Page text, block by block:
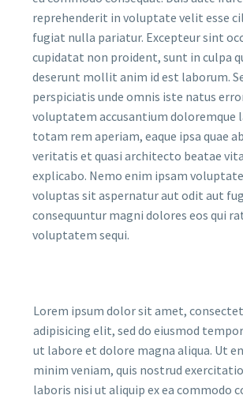
reprehenderit in voluptate velit esse
fugiat nulla pariatur. Excepteur sint
cupidatat non proident, sunt in culpa
deserunt mollit anim id est laborum.
perspiciatis unde omnis iste natus
voluptatem accusantium doloremque
totam rem aperiam, eaque ipsa quae
veritatis et quasi architecto beatae
explicabo. Nemo enim ipsam
voluptas sit aspernatur aut odit aut
consequuntur magni dolores eos qui
voluptatem sequi.
Lorem ipsum dolor sit amet,
adipisicing elit, sed do eiusmod
ut labore et dolore magna aliqua. Ut
minim veniam, quis nostrud
laboris nisi ut aliquip ex ea commodo